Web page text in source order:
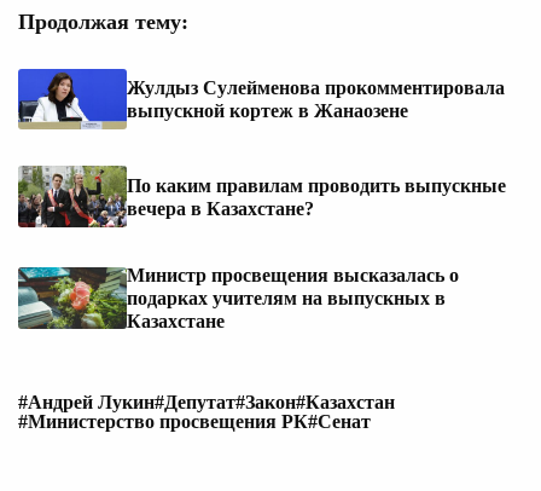
Продолжая тему:
Жулдыз Сулейменова прокомментировала
выпускной кортеж в Жанаозене
По каким правилам проводить выпускные
вечера в Казахстане?
Министр просвещения высказалась о
подарках учителям на выпускных в
Казахстане
#Андрей Лукин#Депутат#Закон#Казахстан
#Министерство просвещения РК#Сенат